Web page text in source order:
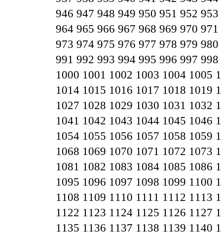
946 947 948 949 950 951 952 953
964 965 966 967 968 969 970 971
973 974 975 976 977 978 979 980
991 992 993 994 995 996 997 998
1000 1001 1002 1003 1004 1005
1014 1015 1016 1017 1018 1019
1027 1028 1029 1030 1031 1032
1041 1042 1043 1044 1045 1046
1054 1055 1056 1057 1058 1059
1068 1069 1070 1071 1072 1073
1081 1082 1083 1084 1085 1086
1095 1096 1097 1098 1099 1100
1108 1109 1110 1111 1112 1113
1122 1123 1124 1125 1126 1127
1135 1136 1137 1138 1139 1140